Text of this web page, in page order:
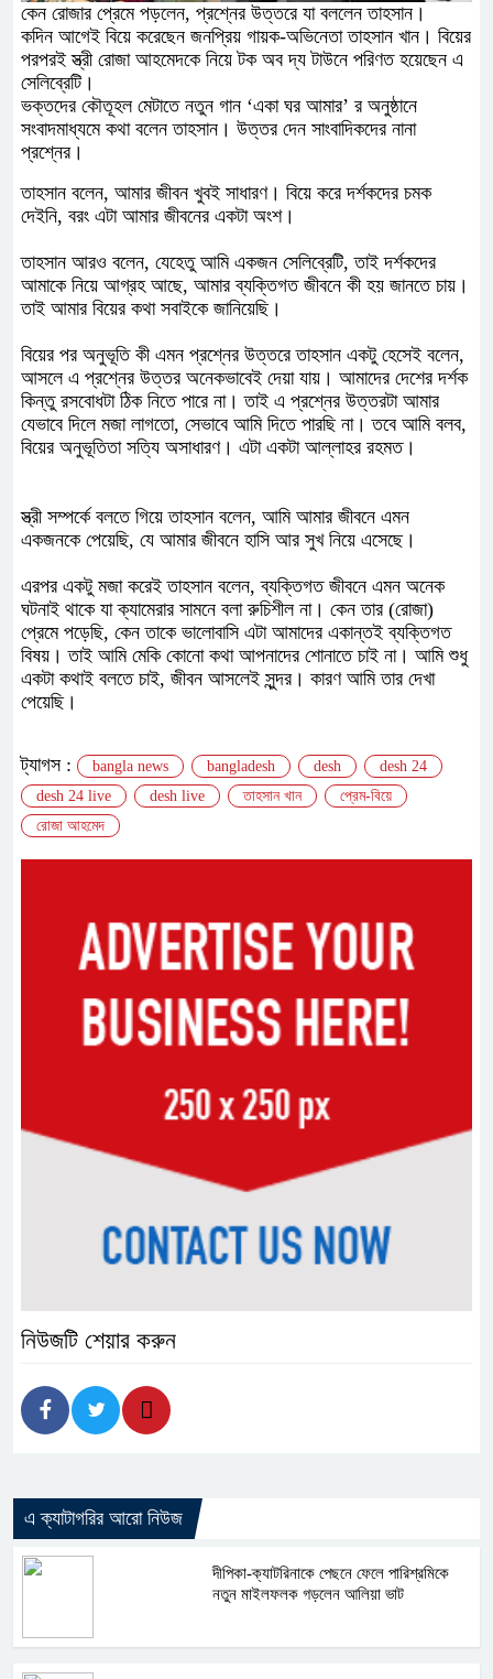
কেন রোজার প্রেমে পড়লেন, প্রশ্নের উত্তরে যা বললেন তাহসান।
কদিন আগেই বিয়ে করেছেন জনপ্রিয় গায়ক-অভিনেতা তাহসান খান। বিয়ের
পরপরই স্ত্রী রোজা আহমেদকে নিয়ে টক অব দ্য টাউনে পরিণত হয়েছেন এ
সেলিব্রেটি।
ভক্তদের কৌতূহল মেটাতে নতুন গান ‘একা ঘর আমার’ র অনুষ্ঠানে
সংবাদমাধ্যমে কথা বলেন তাহসান। উত্তর দেন সাংবাদিকদের নানা
প্রশ্নের।
তাহসান বলেন, আমার জীবন খুবই সাধারণ। বিয়ে করে দর্শকদের চমক
দেইনি, বরং এটা আমার জীবনের একটা অংশ।
তাহসান আরও বলেন, যেহেতু আমি একজন সেলিব্রেটি, তাই দর্শকদের
আমাকে নিয়ে আগ্রহ আছে, আমার ব্যক্তিগত জীবনে কী হয় জানতে চায়।
তাই আমার বিয়ের কথা সবাইকে জানিয়েছি।
বিয়ের পর অনুভূতি কী এমন প্রশ্নের উত্তরে তাহসান একটু হেসেই বলেন,
আসলে এ প্রশ্নের উত্তর অনেকভাবেই দেয়া যায়। আমাদের দেশের দর্শক
কিন্তু রসবোধটা ঠিক নিতে পারে না। তাই এ প্রশ্নের উত্তরটা আমার
যেভাবে দিলে মজা লাগতো, সেভাবে আমি দিতে পারছি না। তবে আমি বলব,
বিয়ের অনুভূতিতা সত্যি অসাধারণ। এটা একটা আল্লাহর রহমত।
স্ত্রী সম্পর্কে বলতে গিয়ে তাহসান বলেন, আমি আমার জীবনে এমন
একজনকে পেয়েছি, যে আমার জীবনে হাসি আর সুখ নিয়ে এসেছে।
এরপর একটু মজা করেই তাহসান বলেন, ব্যক্তিগত জীবনে এমন অনেক
ঘটনাই থাকে যা ক্যামেরার সামনে বলা রুচিশীল না। কেন তার (রোজা)
প্রেমে পড়েছি, কেন তাকে ভালোবাসি এটা আমাদের একান্তই ব্যক্তিগত
বিষয়। তাই আমি মেকি কোনো কথা আপনাদের শোনাতে চাই না। আমি শুধু
একটা কথাই বলতে চাই, জীবন আসলেই সুন্দর। কারণ আমি তার দেখা
পেয়েছি।
ট্যাগস : bangla news bangladesh desh
desh 24
desh 24 live
desh live তাহসান খান
প্রেম-বিয়ে
রোজা আহমেদ
নিউজটি শেয়ার করুন
এ ক্যাটাগরির আরো নিউজ
দীপিকা-ক্যাটরিনাকে পেছনে ফেলে পারিশ্রমিকে
নতুন মাইলফলক গড়লেন আলিয়া ভাট